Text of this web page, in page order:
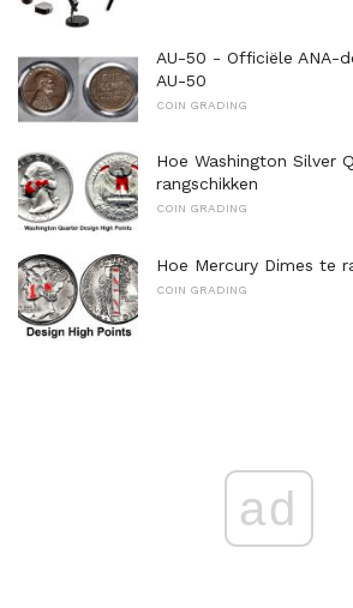
AU-50 - Officiële ANA-
AU-50
COIN GRADING
Hoe Washington Silver
rangschikken
COIN GRADING
Hoe Mercury Dimes te
COIN GRADING
ad